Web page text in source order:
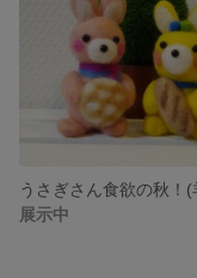
展示中